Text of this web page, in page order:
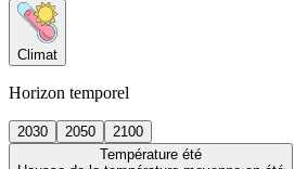
Climat
Horizon temporel
2030 2050
2100
Température été